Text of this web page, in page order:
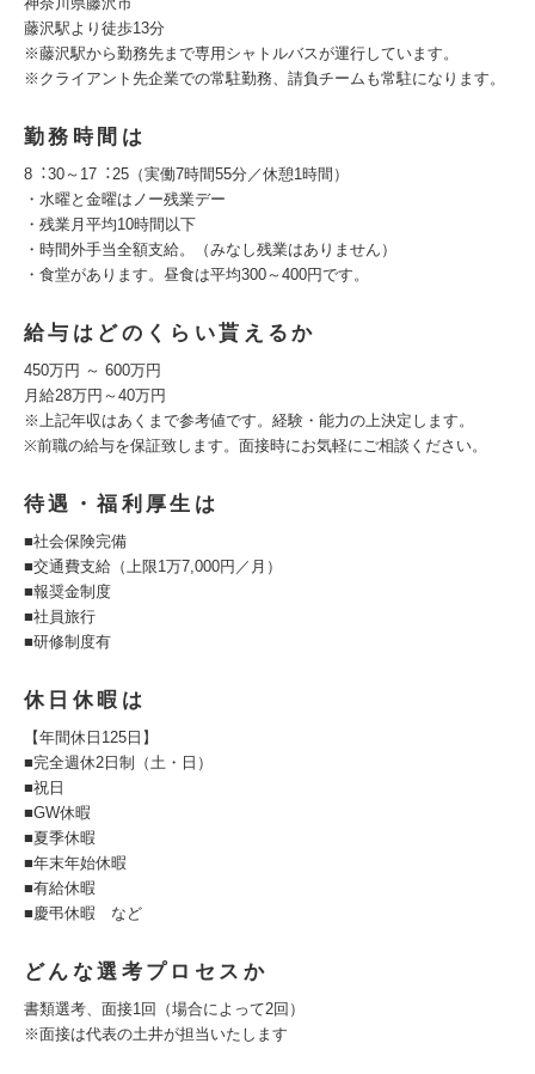
藤沢駅より徒歩13分
※藤沢駅から勤務先まで専⽤シャトルバスが運⾏しています。
※クライアント先企業での常駐勤務、請負チームも常駐になります。
勤務時間は
8︓30～17︓25（実働7時間55分／休憩1時間）
・⽔曜と⾦曜はノー残業デー
・残業⽉平均10時間以下
・時間外⼿当全額⽀給。（みなし残業はありません）
・食堂があります。昼食は平均300～400円です。
給与はどのくらい貰えるか
450万円 ～ 600万円
⽉給28万円～40万円
※上記年収はあくまで参考値です。経験・能⼒の上決定します。
※前職の給与を保証致します。⾯接時にお気軽にご相談ください。
待遇・福利厚生は
■社会保険完備
■交通費⽀給（上限1万7,000円／⽉）
■報奨⾦制度
■社員旅⾏
■研修制度有
休日休暇は
【年間休⽇125⽇】
■完全週休2⽇制（⼟・⽇）
■祝⽇
■GW休暇
■夏季休暇
■年末年始休暇
■有給休暇
■慶弔休暇 など
どんな選考プロセスか
書類選考、面接1回（場合によって2回）
※面接は代表の土井が担当いたします